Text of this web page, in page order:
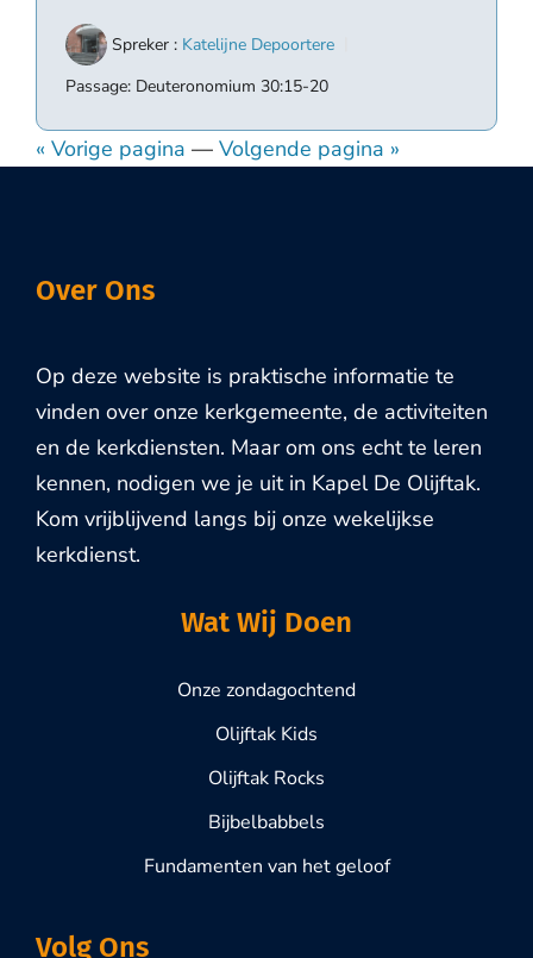
Spreker : Katelijne Depoortere
Passage: Deuteronomium 30:15-20
« Vorige pagina — Volgende pagina »
Over Ons
Op deze website is praktische informatie te
vinden over onze kerkgemeente, de activiteiten
en de kerkdiensten. Maar om ons echt te leren
kennen, nodigen we je uit in Kapel De Olijftak.
Kom vrijblijvend langs bij onze wekelijkse
kerkdienst.
Wat Wij Doen
Onze zondagochtend
Olijftak Kids
Olijftak Rocks
Bijbelbabbels
Fundamenten van het geloof
Volg Ons